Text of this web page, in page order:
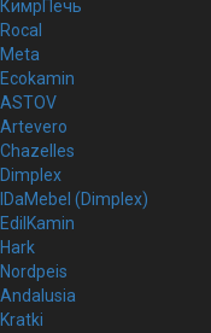
КимрПечь
Rocal
Meta
Ecokamin
ASTOV
Artevero
Chazelles
Dimplex
IDaMebel (Dimplex)
EdilKamin
Hark
Nordpeis
Andalusia
Kratki